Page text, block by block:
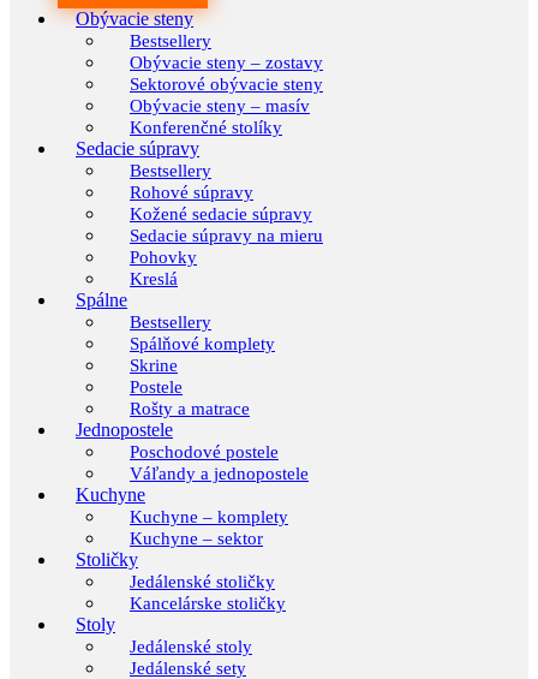
Obývacie steny
Bestsellery
Obývacie steny – zostavy
Sektorové obývacie steny
Obývacie steny – masív
Konferenčné stolíky
Sedacie súpravy
Bestsellery
Rohové súpravy
Kožené sedacie súpravy
Sedacie súpravy na mieru
Pohovky
Kreslá
Spálne
Bestsellery
Spálňové komplety
Skrine
Postele
Rošty a matrace
Jednopostele
Poschodové postele
Váľandy a jednopostele
Kuchyne
Kuchyne – komplety
Kuchyne – sektor
Stoličky
Jedálenské stoličky
Kancelárske stoličky
Stoly
Jedálenské stoly
Jedálenské sety